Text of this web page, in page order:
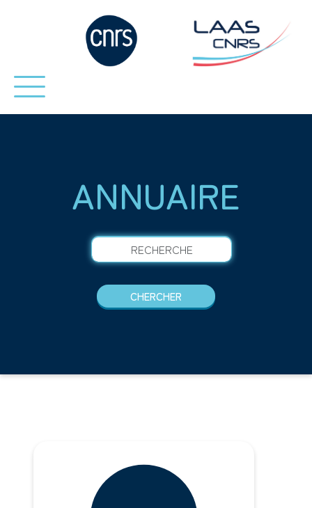
ANNUAIRE
RECHERCHE
CHERCHER